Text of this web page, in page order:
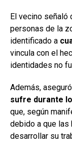
El vecino
personas de la
identificado a
vincula con el
identidades no
Además,
sufre durante
que, según
debido a que las
desarrollar su